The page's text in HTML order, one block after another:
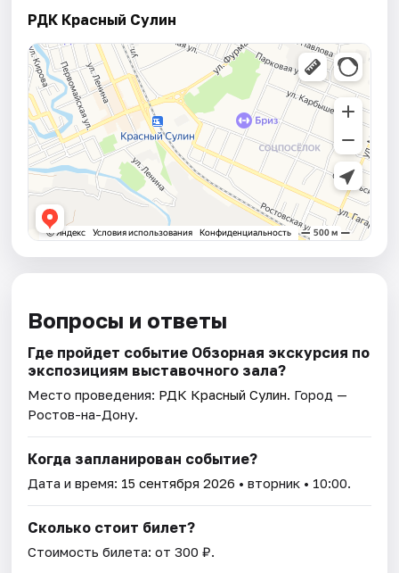
РДК Красный Сулин
Вопросы и ответы
Где пройдет событие Обзорная экскурсия по
экспозициям выставочного зала?
Место проведения: РДК Красный Сулин. Город —
Ростов-на-Дону.
Когда запланирован событие?
Дата и время: 15 сентября 2026 • вторник • 10:00.
Сколько стоит билет?
Стоимость билета: от 300 ₽.